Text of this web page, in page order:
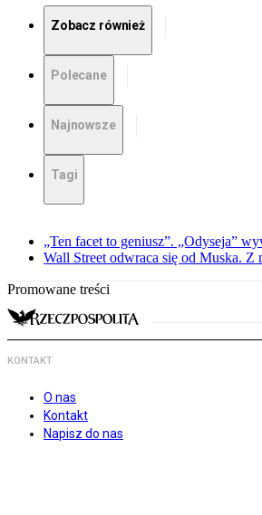
Zobacz również
Polecane
Najnowsze
Tagi
„Ten facet to geniusz”. „Odyseja”
Wall Street odwraca się od Muska. Z
Promowane treści
KONTAKT
O nas
Kontakt
Napisz do nas